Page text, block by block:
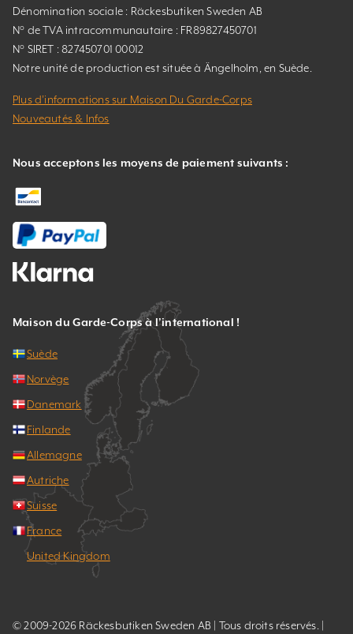
Dénomination sociale : Räckesbutiken Sweden AB
N° de TVA intracommunautaire : FR89827450701
N° SIRET : 827450701 00012
Notre unité de production est située à Ängelholm, en Suède.
Plus d’informations sur Maison Du Garde-Corps
Nouveautés & Infos
Nous acceptons les moyens de paiement suivants :
Maison du Garde-Corps à l’international !
Suède
Norvège
Danemark
Finlande
Allemagne
Autriche
Suisse
France
United Kingdom
© 2009-2026 Räckesbutiken Sweden AB | Tous droits réservés. |